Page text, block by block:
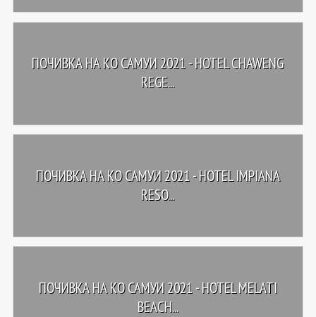
ПОЧИВКА НА КО САМУИ 2021 - HOTEL CHAWENG
REGE...
ПОЧИВКА НА КО САМУИ 2021 - HOTEL IMPIANA
RESO...
ПОЧИВКА НА КО САМУИ 2021 - HOTEL MELATI
BEACH...